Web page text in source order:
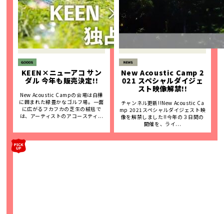
KEEN×ニューアコ サン
ダル 今年も販売決定!!
New Acoustic Campの会場は白樺
に囲まれた緑豊かなゴルフ場。一面
に広がるフカフカの芝生の絨毯で
は、アーティストのアコースティ...
New Acoustic Camp 2
021 スペシャルダイジェ
スト映像解禁!!
チャンネル更新!!New Acoustic Ca
mp 2021スペシャルダイジェスト映
像を解禁しました!!今年の３日間の
開催を、ライ...